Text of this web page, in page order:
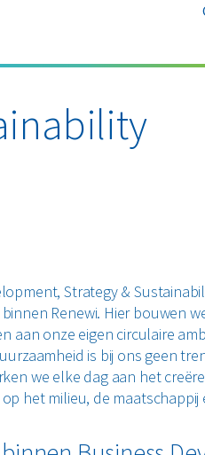
Strategy &
Renewi. Hier bouwen
aan onze eigen circulaire
is bij ons geen
we elke dag aan het
het milieu, de